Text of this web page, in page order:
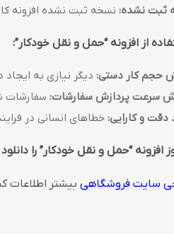
ثبت نشده:نسخه ثبت نشده افزونه کاملاً
از افزونه “حمل و نقل خودکار”:
حجم کار دستی:دیگر نیازی به
سرعت پردازش سفارشات:سفارشات
دقت و کارایی:خطاهای انسانی در
افزونه “حمل و نقل خودکار” را
سایت فروشگاهیبیشتر اطلاعات